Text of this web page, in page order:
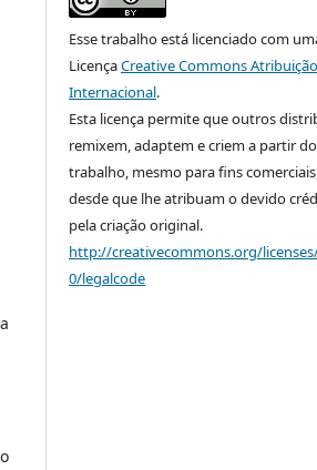
Esse trabalho está licenciado com
LicençaCreative Commons
Internacional.
Esta licença permite que outros
remixem, adaptem e criem a partir
trabalho, mesmo para fins
desde que lhe atribuam o devido
pela criação original.
http://creativecommons.org/
0/legalcode